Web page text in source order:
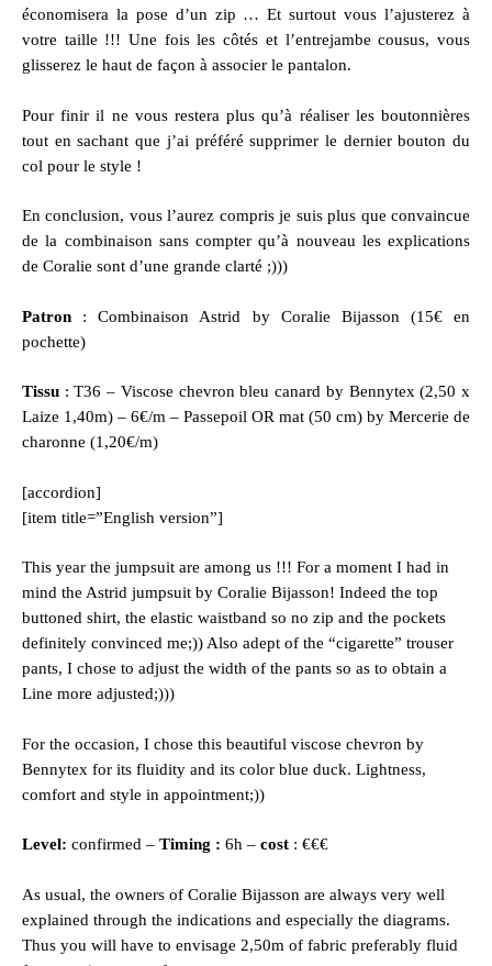
économisera la pose d’un zip … Et surtout vous l’ajusterez à
votre taille !!! Une fois les côtés et l’entrejambe cousus, vous
glisserez le haut de façon à associer le pantalon.
Pour finir il ne vous restera plus qu’à réaliser les boutonnières
tout en sachant que j’ai préféré supprimer le dernier bouton du
col pour le style !
En conclusion, vous l’aurez compris je suis plus que convaincue
de la combinaison sans compter qu’à nouveau les explications
de Coralie sont d’une grande clarté ;)))
Patron :Combinaison Astrid by Coralie Bijasson (15€ en
pochette)
Tissu : T36 – Viscose chevron bleu canard by Bennytex (2,50 x
Laize 1,40m) – 6€/m – Passepoil OR mat (50 cm) by Mercerie de
charonne (1,20€/m)
[accordion]
[item title=”English version”]
This year the jumpsuit are among us !!! For a moment I had in
mind the Astrid jumpsuit by Coralie Bijasson! Indeed the top
buttoned shirt, the elastic waistband so no zip and the pockets
definitely convinced me;)) Also adept of the “cigarette” trouser
pants, I chose to adjust the width of the pants so as to obtain a
Line more adjusted;)))
For the occasion, I chose this beautiful viscose chevron by
Bennytex for its fluidity and its color blue duck. Lightness,
comfort and style in appointment;))
Level: confirmed – Timing : 6h – cost : €€€
As usual, the owners of Coralie Bijasson are always very well
explained through the indications and especially the diagrams.
Thus you will have to envisage 2,50m of fabric preferably fluid